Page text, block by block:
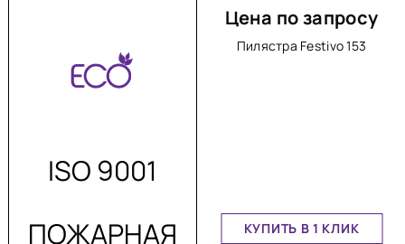
ISO 9001
ПОЖАРНАЯ
Цена по запросу
Пилястра Festivo 153
КУПИТЬ В 1 КЛИК